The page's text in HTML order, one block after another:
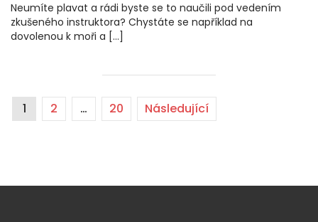
Neumíte plavat a rádi byste se to naučili pod vedením
zkušeného instruktora? Chystáte se například na
dovolenou k moři a […]
1 2 … 20 Následující